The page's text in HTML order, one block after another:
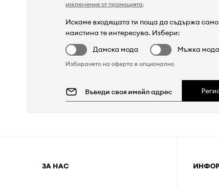
изключения от промоцията.
Искаме входящата ти поща да съдържа само
наистина те интересува. Избери:
Дамска мода
Мъжка мода
Избирането на оферта е опционално
ЗА НАС